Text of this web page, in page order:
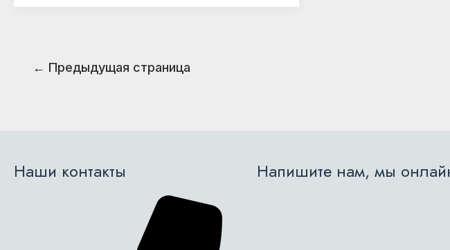
Постраничная
← Предыдущая страница
Наши контакты Напишите нам, мы